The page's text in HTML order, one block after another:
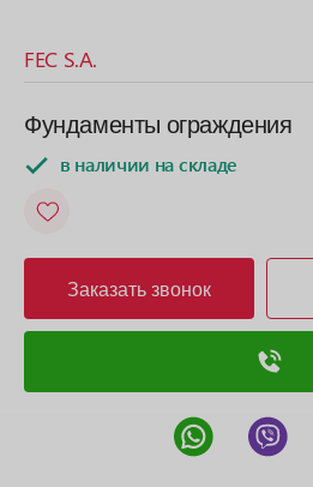
FEC S.A.
Фундаменты ограждения
в наличии на складе
Заказать звонок